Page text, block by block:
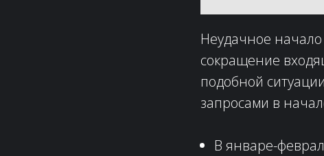
Неудачное
сокращение
подобной
запросами в
В январе-